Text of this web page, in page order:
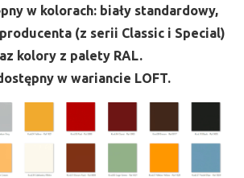
w kolorach: biały standardowy,
(z serii Classic i Special)
kolory z palety RAL.
w wariancie LOFT.